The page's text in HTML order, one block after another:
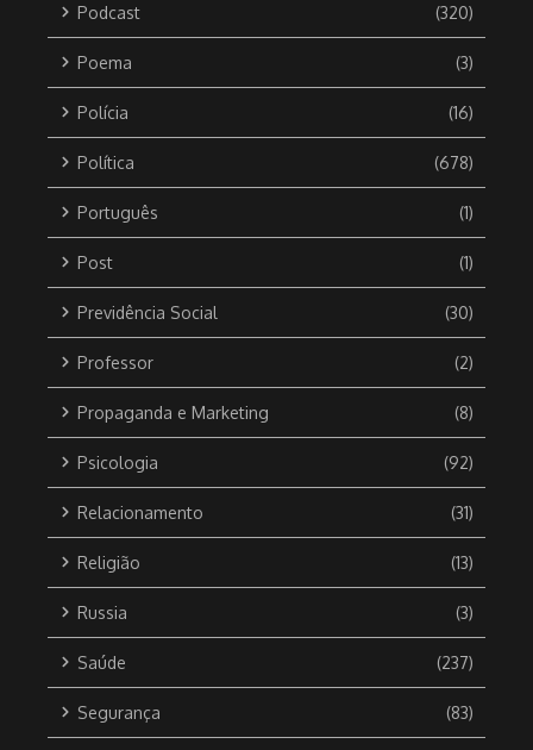
Podcast (320)
Poema (3)
Polícia (16)
Política (678)
Português (1)
Post (1)
Previdência Social (30)
Professor (2)
Propaganda e Marketing (8)
Psicologia (92)
Relacionamento (31)
Religião (13)
Russia (3)
Saúde (237)
Segurança (83)